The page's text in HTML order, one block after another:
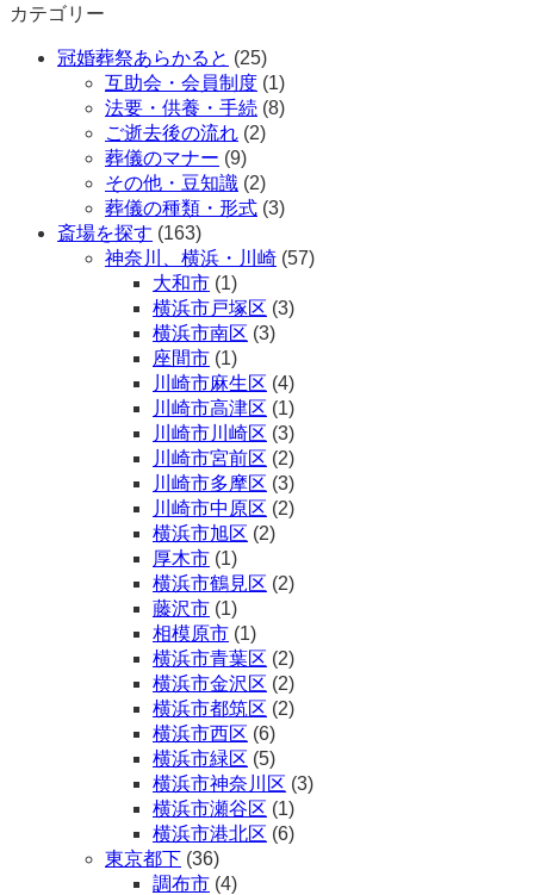
カテゴリー
冠婚葬祭あらかると (25)
互助会・会員制度 (1)
法要・供養・手続 (8)
ご逝去後の流れ (2)
葬儀のマナー (9)
その他・豆知識 (2)
葬儀の種類・形式 (3)
斎場を探す (163)
神奈川、横浜・川崎 (57)
大和市 (1)
横浜市戸塚区 (3)
横浜市南区 (3)
座間市 (1)
川崎市麻生区 (4)
川崎市高津区 (1)
川崎市川崎区 (3)
川崎市宮前区 (2)
川崎市多摩区 (3)
川崎市中原区 (2)
横浜市旭区 (2)
厚木市 (1)
横浜市鶴見区 (2)
藤沢市 (1)
相模原市 (1)
横浜市青葉区 (2)
横浜市金沢区 (2)
横浜市都筑区 (2)
横浜市西区 (6)
横浜市緑区 (5)
横浜市神奈川区 (3)
横浜市瀬谷区 (1)
横浜市港北区 (6)
東京都下 (36)
調布市 (4)